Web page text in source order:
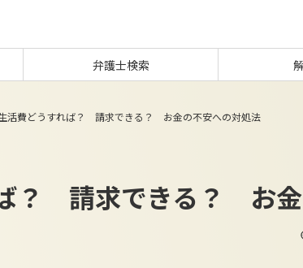
弁護士検索
活費どうすれば？ 請求できる？ お金の不安への対処法
？ 請求できる？ お